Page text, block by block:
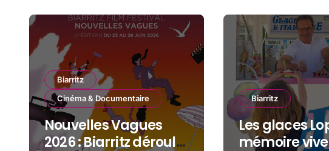
Biarritz
Cinéma & Documentaire
Nouvelles Vagues
2026 : Biarritz déroule
Biarritz
Les glaces
mémoire